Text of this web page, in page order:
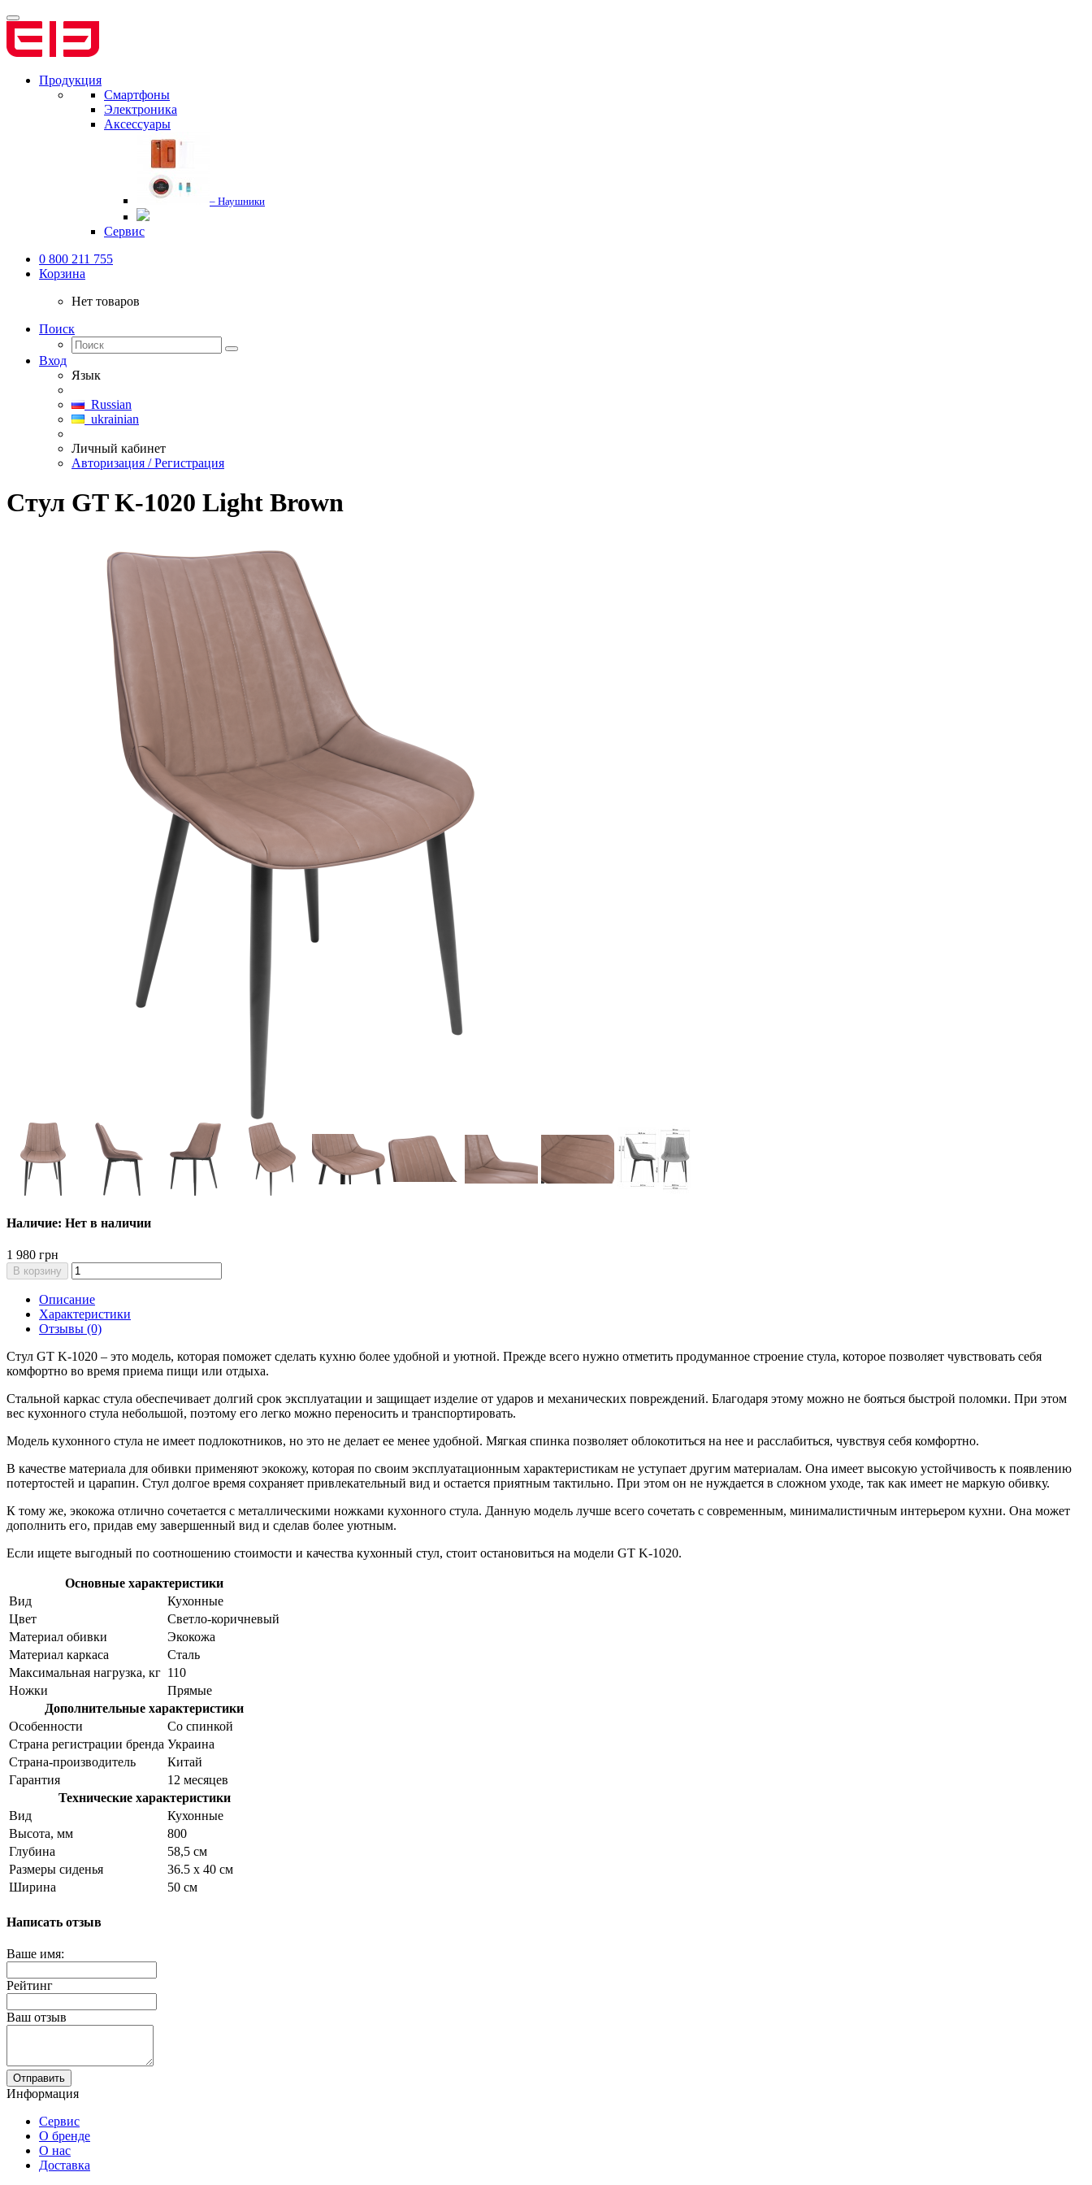
Продукция
Смартфоны
Электроника
Аксессуары
– Наушники
Сервис
0 800 211 755
Корзина
Нет товаров
Поиск
Вход
Язык
Russian
ukrainian
Личный кабинет
Авторизация / Регистрация
Стул GT K-1020 Light Brown
Наличие: Нет в наличии
1 980 грн
В корзину
Описание
Характеристики
Отзывы (0)
Стул GT K-1020 – это модель, которая поможет сделать кухню более удобной и уютной. Прежде всего нужно отметить продуманное строение стула, которое позволяет чувствовать себя
комфортно во время приема пищи или отдыха.
Стальной каркас стула обеспечивает долгий срок эксплуатации и защищает изделие от ударов и механических повреждений. Благодаря этому можно не бояться быстрой поломки. При этом
вес кухонного стула небольшой, поэтому его легко можно переносить и транспортировать.
Модель кухонного стула не имеет подлокотников, но это не делает ее менее удобной. Мягкая спинка позволяет облокотиться на нее и расслабиться, чувствуя себя комфортно.
В качестве материала для обивки применяют экокожу, которая по своим эксплуатационным характеристикам не уступает другим материалам. Она имеет высокую устойчивость к появлению
потертостей и царапин. Стул долгое время сохраняет привлекательный вид и остается приятным тактильно. При этом он не нуждается в сложном уходе, так как имеет не маркую обивку.
К тому же, экокожа отлично сочетается с металлическими ножками кухонного стула. Данную модель лучше всего сочетать с современным, минималистичным интерьером кухни. Она может
дополнить его, придав ему завершенный вид и сделав более уютным.
Если ищете выгодный по соотношению стоимости и качества кухонный стул, стоит остановиться на модели GT K-1020.
Основные характеристики
Вид
Кухонные
Цвет
Светло-коричневый
Материал обивки
Экокожа
Материал каркаса
Сталь
Максимальная нагрузка, кг 110
Ножки
Прямые
Дополнительные характеристики
Особенности
Со спинкой
Страна регистрации бренда Украина
Страна-производитель
Китай
Гарантия
12 месяцев
Технические характеристики
Вид
Кухонные
Высота, мм
800
Глубина
58,5 см
Размеры сиденья
36.5 х 40 см
Ширина
50 см
Написать отзыв
Ваше имя:
Рейтинг
Ваш отзыв
Отправить
Информация
Сервис
О бренде
О нас
Доставка